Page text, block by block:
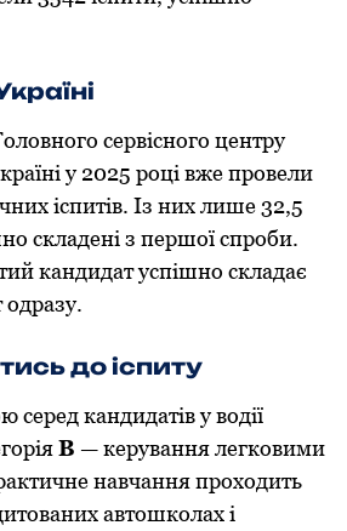
сервісного центру
у 2025 році вже провели
іспитів. Із них лише 32,5
складені з першої спроби.
кандидат успішно складає
одразу.
до іспиту
кандидатів у водії
B — керування легковими
навчання проходить
автошколах і